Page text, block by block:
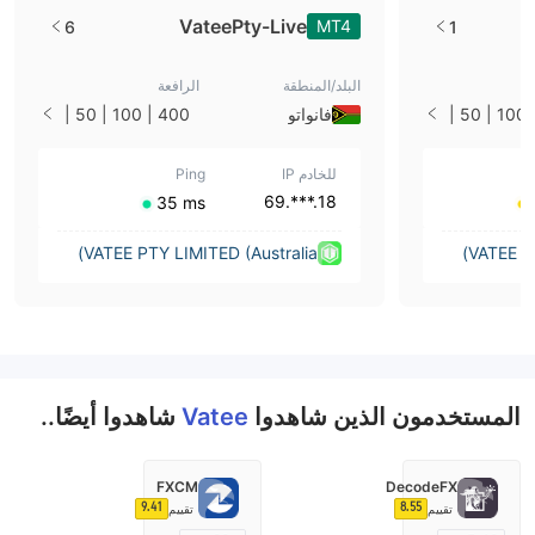
MT4
VateePty-Live
6
البلد/المنطقة
فانواتو
الرافعة
للخادم IP
18.***.69
Ping
⁦35 ms⁩
VATEE PTY LIMITED (Australia)
1
VATEE
المستخدمون الذين شاهدوا Vatee شاهدوا أيضًا..
DecodeFX
تقييم 8.55
FXCM
تقييم 9.41